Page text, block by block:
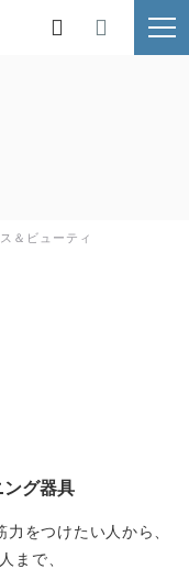
＆ビューティ
ング器具
をつけたい人から、
まで、